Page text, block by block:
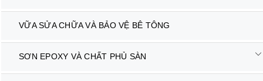
VỮA SỬA CHỮA VÀ BẢO VỆ BÊ TÔNG
SƠN EPOXY VÀ CHẤT PHỦ SÀN